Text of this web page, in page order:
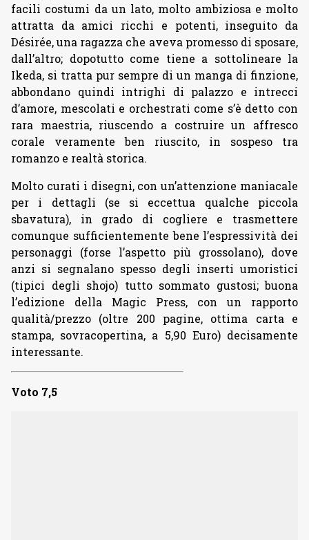
facili costumi da un lato, molto ambiziosa e molto
attratta da amici ricchi e potenti, inseguito da
Désirée, una ragazza che aveva promesso di sposare,
dall’altro; dopotutto come tiene a sottolineare la
Ikeda, si tratta pur sempre di un manga di finzione,
abbondano quindi intrighi di palazzo e intrecci
d’amore, mescolati e orchestrati come s’è detto con
rara maestria, riuscendo a costruire un affresco
corale veramente ben riuscito, in sospeso tra
romanzo e realtà storica.
Molto curati i disegni, con un’attenzione maniacale
per i dettagli (se si eccettua qualche piccola
sbavatura), in grado di cogliere e trasmettere
comunque sufficientemente bene l’espressività dei
personaggi (forse l’aspetto più grossolano), dove
anzi si segnalano spesso degli inserti umoristici
(tipici degli shojo) tutto sommato gustosi; buona
l’edizione della Magic Press, con un rapporto
qualità/prezzo (oltre 200 pagine, ottima carta e
stampa, sovracopertina, a 5,90 Euro) decisamente
interessante.
Voto 7,5